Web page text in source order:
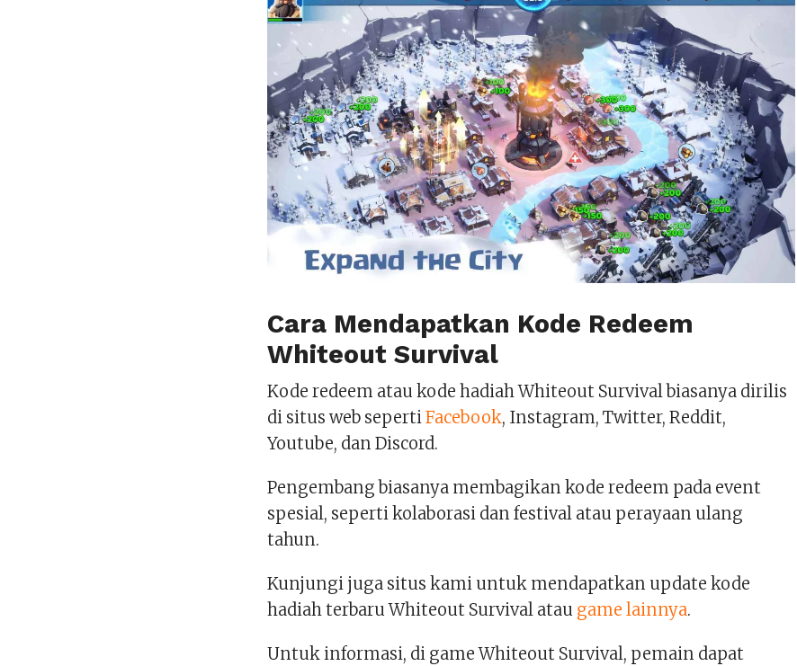
Cara Mendapatkan Kode Redeem
Whiteout Survival
Kode redeem atau kode hadiah Whiteout Survival biasanya dirilis
di situs web sepertiFacebook, Instagram, Twitter, Reddit,
Youtube, dan Discord.
Pengembang biasanya membagikan kode redeem pada event
spesial, seperti kolaborasi dan festival atau perayaan ulang
tahun.
Kunjungi juga situs kami untuk mendapatkan update kode
hadiah terbaru Whiteout Survival atau game lainnya.
Untuk informasi, di game Whiteout Survival, pemain dapat